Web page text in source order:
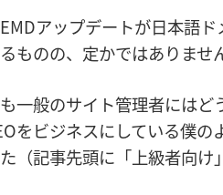
アップデートが日本語
ものの、定かではありませ
一般のサイト管理者にはど
をビジネスにしている僕
（記事先頭に「上級者向け